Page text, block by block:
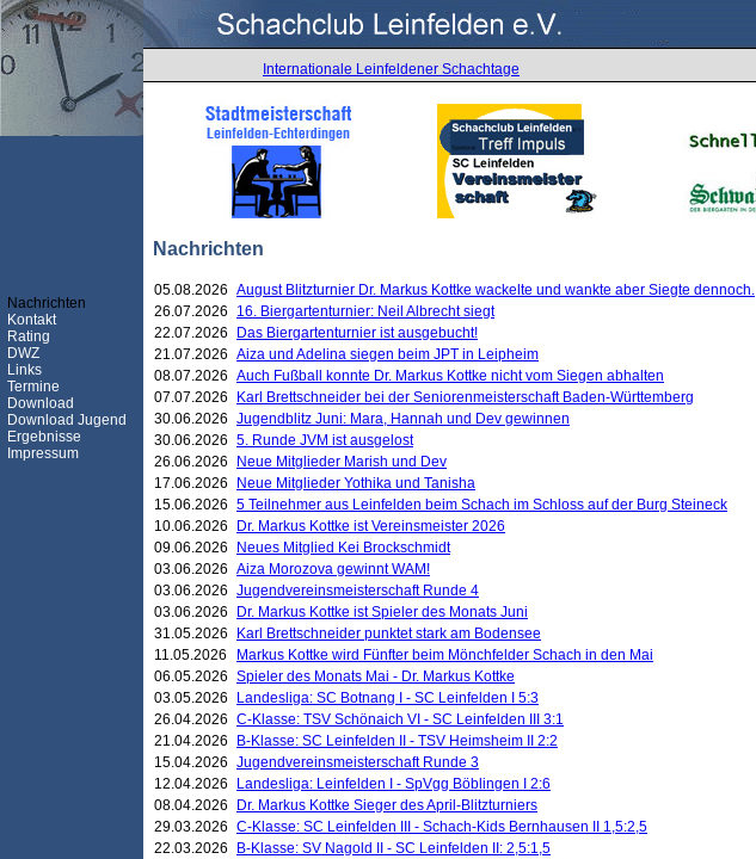
Internationale Leinfeldener Schachtage
Nachrichten
Nachrichten
Kontakt
Rating
DWZ
Links
Termine
Download
Download Jugend
Ergebnisse
Impressum
05.08.2026 August Blitzturnier Dr. Markus Kottke wackelte und wankte aber Siegte dennoch.
26.07.2026
16. Biergartenturnier: Neil Albrecht siegt
22.07.2026
Das Biergartenturnier ist ausgebucht!
21.07.2026 Aiza und Adelina siegen beim JPT in Leipheim
08.07.2026 Auch Fußball konnte Dr. Markus Kottke nicht vom Siegen abhalten
07.07.2026
Karl Brettschneider bei der Seniorenmeisterschaft Baden-Württemberg
30.06.2026 Jugendblitz Juni: Mara, Hannah und Dev gewinnen
30.06.2026 5. Runde JVM ist ausgelost
26.06.2026
Neue Mitglieder Marish und Dev
17.06.2026
Neue Mitglieder Yothika und Tanisha
15.06.2026 5 Teilnehmer aus Leinfelden beim Schach im Schloss auf der Burg Steineck
10.06.2026
Dr. Markus Kottke ist Vereinsmeister 2026
09.06.2026
Neues Mitglied Kei Brockschmidt
03.06.2026 Aiza Morozova gewinnt WAM!
03.06.2026 Jugendvereinsmeisterschaft Runde 4
03.06.2026
Dr. Markus Kottke ist Spieler des Monats Juni
31.05.2026
Karl Brettschneider punktet stark am Bodensee
11.05.2026
Markus Kottke wird Fünfter beim Mönchfelder Schach in den Mai
06.05.2026 Spieler des Monats Mai - Dr. Markus Kottke
03.05.2026
Landesliga: SC Botnang I - SC Leinfelden I 5:3
26.04.2026 C-Klasse: TSV Schönaich VI - SC Leinfelden III 3:1
21.04.2026
B-Klasse: SC Leinfelden II - TSV Heimsheim II 2:2
15.04.2026 Jugendvereinsmeisterschaft Runde 3
12.04.2026
Landesliga: Leinfelden I - SpVgg Böblingen I 2:6
08.04.2026
Dr. Markus Kottke Sieger des April-Blitzturniers
29.03.2026 C-Klasse: SC Leinfelden III - Schach-Kids Bernhausen II 1,5:2,5
22.03.2026
B-Klasse: SV Nagold II - SC Leinfelden II: 2,5:1,5